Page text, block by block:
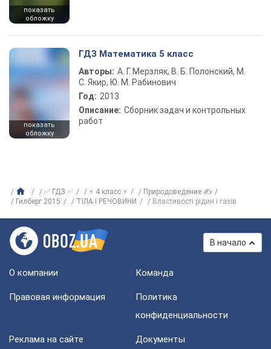
показать
обложку
показать
обложку
ГДЗ Математика 5 класс
Авторы: А. Г. Мерзляк, В. Б. Полонский, М.
С. Якир, Ю. М. Рабинович
Год: 2013
Описание: Сборник задач и контрольных
работ
✅ ГДЗ ✅ ⚡ 4 класс ⚡
Природоведение ✍
Гилберг 2015
ТIЛА I РЕЧОВИНИ Властивості рідин і газів
В начало
О компании Команда
Правовая информация
Политика
конфиденциальности
Реклама на сайте Документы